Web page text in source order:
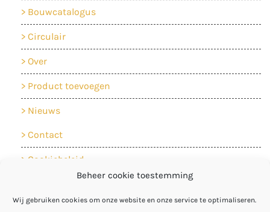
Beheer cookie toestemming
Wij gebruiken cookies om onze website en onze service te optimaliseren.
Bouwcatalogus
Circulair
Over
Product toevoegen
Nieuws
Contact
Cookiebeleid